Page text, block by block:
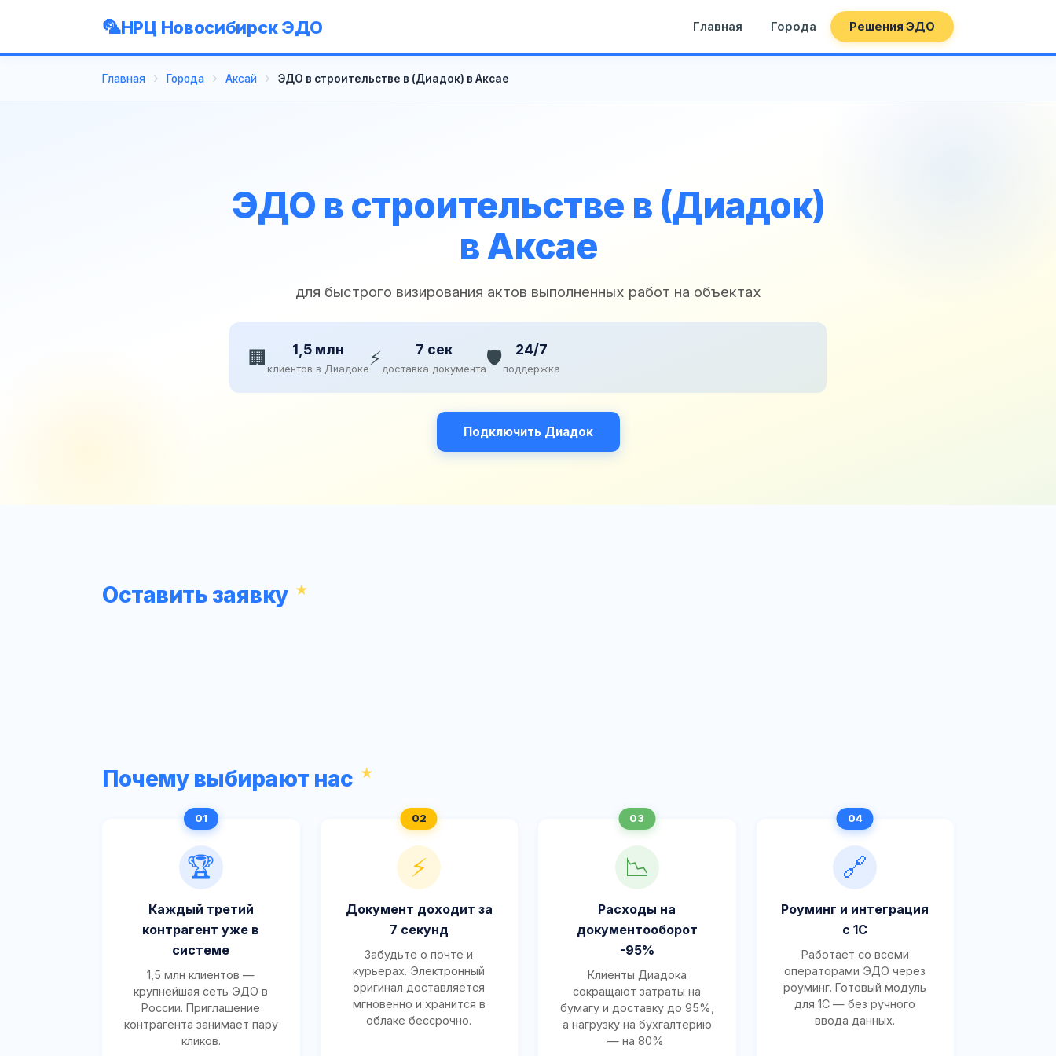
НРЦ Новосибирск ЭДО Главная Города Решения ЭДО
Главная Города Аксай ЭДО в строительстве в (Диадок) в Аксае
ЭДО в строительстве в (Диадок)
в Аксае
для быстрого визирования актов выполненных работ на объектах
🏢 1,5 млн
клиентов в Диадоке ⚡ 7 сек
доставка документа🛡️ 24/7
поддержка
Подключить Диадок
Оставить заявку
Почему выбирают нас
🏆
Каждый третий
контрагент уже в
системе
1,5 млн клиентов —
крупнейшая сеть ЭДО в
России. Приглашение
контрагента занимает пару
кликов.
⚡
Документ доходит за
7 секунд
Забудьте о почте и
курьерах. Электронный
оригинал доставляется
мгновенно и хранится в
облаке бессрочно.
📉
Расходы на
документооборот
-95%
Клиенты Диадока
сокращают затраты на
бумагу и доставку до 95%,
а нагрузку на бухгалтерию
— на 80%.
🔗
Роуминг и интеграция
с 1С
Работает со всеми
операторами ЭДО через
роуминг. Готовый модуль
для 1С — без ручного
ввода данных.